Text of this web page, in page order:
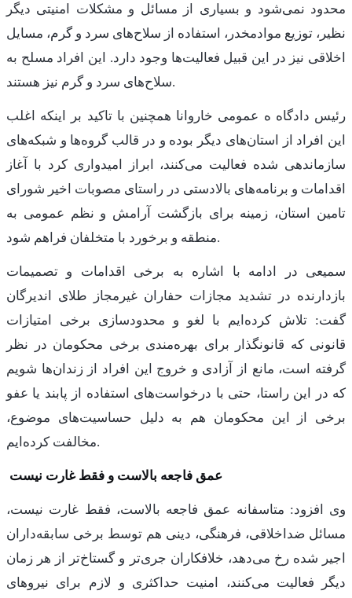
محدود نمی‌شود و بسیاری از مسائل و مشکلات امنیتی دیگر
نظیر، توزیع موادمخدر، استفاده از سلاح‌های سرد و گرم، مسایل
اخلاقی نیز در این قبیل فعالیت‌ها وجود دارد. این افراد مسلح به
سلاح‌های سرد و گرم نیز هستند.
رئیس دادگاه ه عمومی خاروانا همچنین با تاکید بر اینکه اغلب
این افراد از استان‌های دیگر بوده و در قالب گروه‌ها و شبکه‌های
سازماندهی شده فعالیت می‌کنند، ابراز امیدواری کرد با آغاز
اقدامات و برنامه‌های بالادستی در راستای مصوبات اخیر شورای
تامین استان، زمینه برای بازگشت آرامش و نظم عمومی به
منطقه و برخورد با متخلفان فراهم شود.
سمیعی در ادامه با اشاره به برخی اقدامات و تصمیمات
بازدارنده در تشدید مجازات حفاران غیرمجاز طلای اندیرگان
گفت: تلاش کرده‌ایم با لغو و محدودسازی برخی امتیازات
قانونی که قانونگذار برای بهره‌مندی برخی محکومان در نظر
گرفته است، مانع از آزادی و خروج این افراد از زندان‌ها شویم
که در این راستا، حتی با درخواست‌های استفاده از پابند یا عفو
برخی از این محکومان هم به دلیل حساسیت‌های موضوع،
مخالفت کرده‌ایم.
عمق فاجعه بالاست و فقط غارت نیست
وی افزود: متاسفانه عمق فاجعه بالاست، فقط غارت نیست،
مسائل ضداخلاقی، فرهنگی، دینی هم توسط برخی سابقه‌داران
اجیر شده رخ می‌دهد، خلافکاران جری‌تر و گستاخ‌تر از هر زمان
دیگر فعالیت می‌کنند، امنیت حداکثری و لازم برای نیروهای